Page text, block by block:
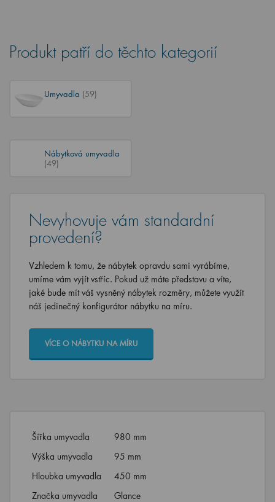
Produkt patří do těchto kategorií
Umyvadla (59)
Nábytková umyvadla
(49)
Nevyhovuje vám standardní
provedení?
Vzhledem k tomu, že nábytek opravdu sami vyrábíme,
umíme vám vyjít vstříc. Pokud už máte představu a víte,
jaké bude mít váš vysněný nábytek rozměry, můžete využít
náš jedinečný konfigurátor nábytku na míru.
VÍCE O NÁBYTKU NA MÍRU
Šířka umyvadla
980 mm
Výška umyvadla
95 mm
Hloubka umyvadla
450 mm
Značka umyvadla
Glance